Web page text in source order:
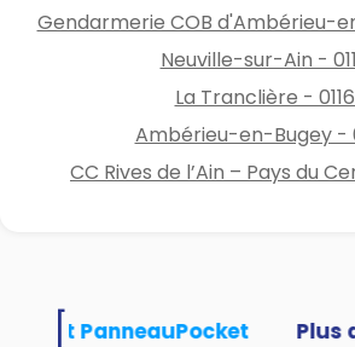
Gendarmerie COB d'Ambérieu-
Neuville-sur-Ain -
La Tranclière -
Ambérieu-en-Bugey -
CC Rives de l’Ain – Pays du
PanneauPocket